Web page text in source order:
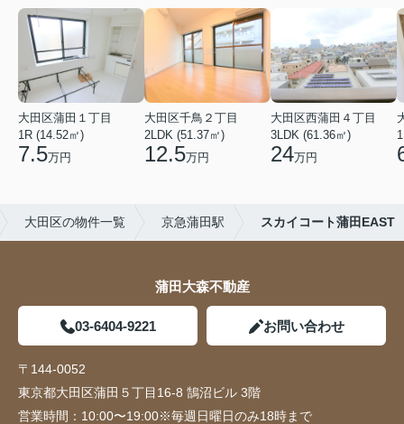
大田区蒲田１丁目
1R (14.52㎡)
7.5万円
大田区千鳥２丁目
2LDK (51.37㎡)
12.5万円
大田区西蒲田４丁目
3LDK (61.36㎡)
24万円
大田区の物件一覧 京急蒲田駅 スカイコート蒲田EAST
蒲田大森不動産
03-6404-9221 お問い合わせ
〒144-0052
東京都大田区蒲田５丁目16-8 鵠沼ビル 3階
営業時間： 10:00〜19:00※毎週日曜日のみ18時まで